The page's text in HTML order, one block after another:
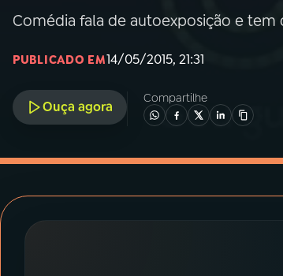
04PROGRAMAS
Comédia fala de autoexposição e tem
PUBLICADO EM14/05/2015, 21:31
Ouça agora
Compartilhe